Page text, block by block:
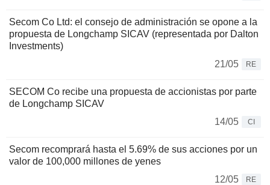
Secom Co Ltd: el consejo de administración se opone a la
propuesta de Longchamp SICAV (representada por Dalton
Investments)
21/05
RE
SECOM Co recibe una propuesta de accionistas por parte
de Longchamp SICAV
14/05
CI
Secom recomprará hasta el 5.69% de sus acciones por un
valor de 100,000 millones de yenes
12/05
RE